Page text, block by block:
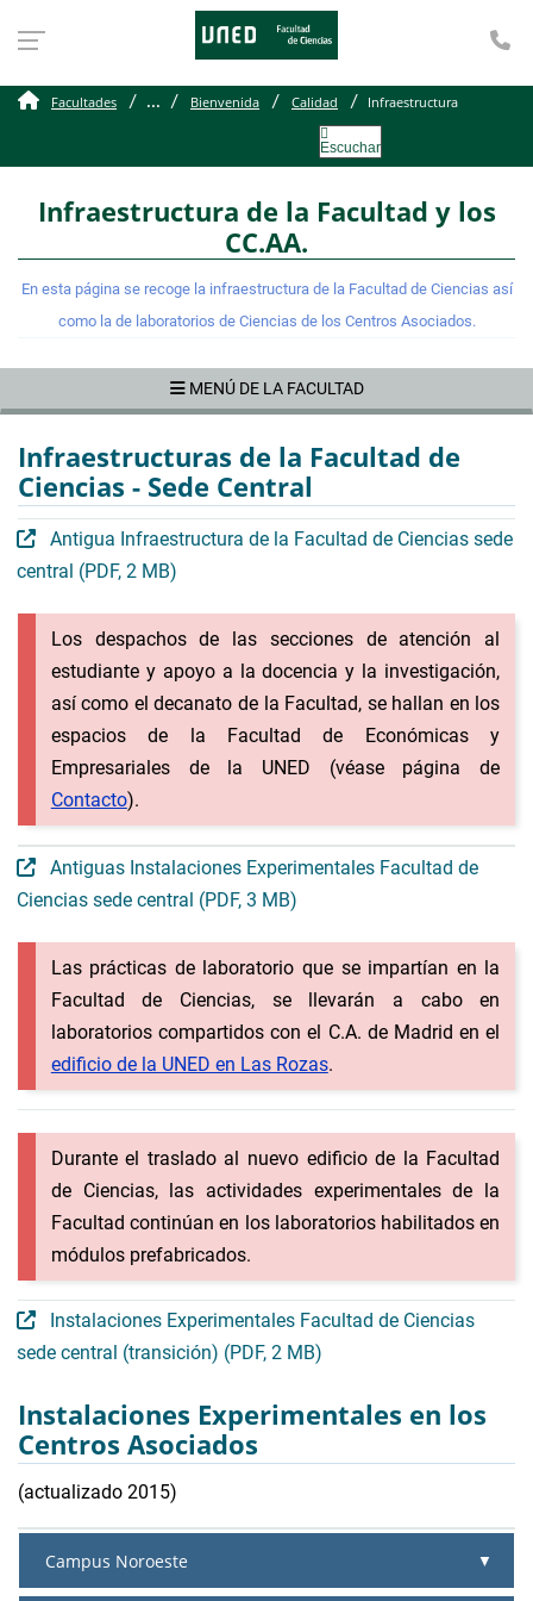
Infraestructura
Facultades ... Bienvenida Calidad Infraestructura
Escuchar
Infraestructura de la Facultad y los
CC.AA.
En esta página se recoge la infraestructura de la Facultad de Ciencias así
como la de laboratorios de Ciencias de los Centros Asociados.
MENÚ DE LA FACULTAD
Infraestructuras de la Facultad de
Ciencias - Sede Central
Antigua Infraestructura de la Facultad de Ciencias sede
central (PDF, 2 MB)
Los despachos de las secciones de atención al
estudiante y apoyo a la docencia y la investigación,
así como el decanato de la Facultad, se hallan en los
espacios de la Facultad de Económicas y
Empresariales de la UNED (véase página de
Contacto).
Antiguas Instalaciones Experimentales Facultad de
Ciencias sede central (PDF, 3 MB)
Las prácticas de laboratorio que se impartían en la
Facultad de Ciencias, se llevarán a cabo en
laboratorios compartidos con el C.A. de Madrid en el
edificio de la UNED en Las Rozas.
Durante el traslado al nuevo edificio de la Facultad
de Ciencias, las actividades experimentales de la
Facultad continúan en los laboratorios habilitados en
módulos prefabricados.
Instalaciones Experimentales Facultad de Ciencias
sede central (transición) (PDF, 2 MB)
Instalaciones Experimentales en los
Centros Asociados
(actualizado 2015)
Campus Noroeste